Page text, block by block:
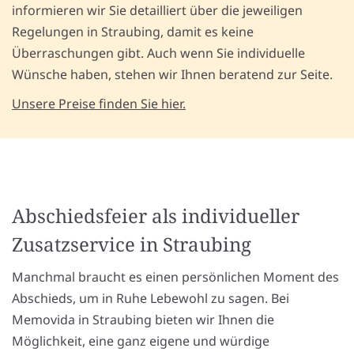
informieren wir Sie detailliert über die jeweiligen
Regelungen in Straubing, damit es keine
Überraschungen gibt. Auch wenn Sie individuelle
Wünsche haben, stehen wir Ihnen beratend zur Seite.
Unsere Preise finden Sie hier.
Abschiedsfeier als individueller
Zusatzservice in Straubing
Manchmal braucht es einen persönlichen Moment des
Abschieds, um in Ruhe Lebewohl zu sagen. Bei
Memovida in Straubing bieten wir Ihnen die
Möglichkeit, eine ganz eigene und würdige